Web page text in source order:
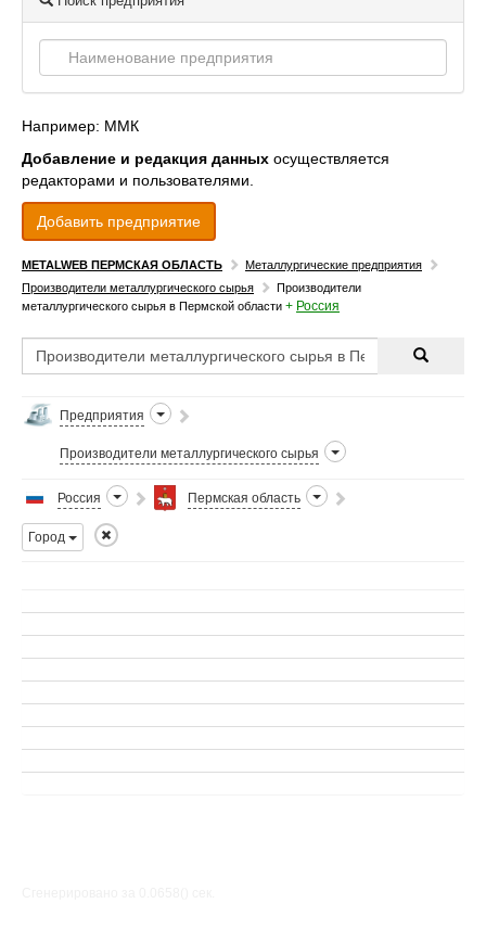
Например: ММК
Добавление и редакция данных осуществляется
редакторами и пользователями.
Добавить предприятие
METALWEB ПЕРМСКАЯ ОБЛАСТЬ
Металлургические предприятия
Производители металлургического сырья
Производители
металлургического сырья в Пермской области + Россия
Предприятия
Производители металлургического сырья
Россия Пермская область
Город